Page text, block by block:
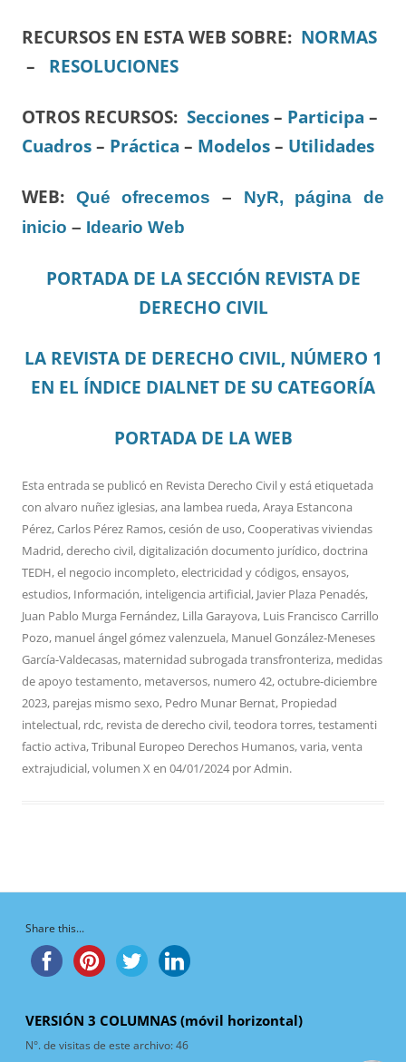
RECURSOS EN ESTA WEB SOBRE: NORMAS
– RESOLUCIONES
OTROS RECURSOS: Secciones – Participa –
Cuadros – Práctica – Modelos – Utilidades
WEB: Qué ofrecemos – NyR, página de
inicio – Ideario Web
PORTADA DE LA SECCIÓN REVISTA DE
DERECHO CIVIL
LA REVISTA DE DERECHO CIVIL, NÚMERO 1
EN EL ÍNDICE DIALNET DE SU CATEGORÍA
PORTADA DE LA WEB
Esta entrada se publicó en Revista Derecho Civily está etiquetada
con alvaro nuñez iglesias,ana lambea rueda,Araya Estancona
Pérez,Carlos Pérez Ramos,cesión de uso,Cooperativas viviendas
Madrid,derecho civil,digitalización documento jurídico,doctrina
TEDH,el negocio incompleto,electricidad y códigos,ensayos,
estudios, Información, inteligencia artificial, Javier Plaza Penadés,
Juan Pablo Murga Fernández, Lilla Garayova, Luis Francisco Carrillo
Pozo, manuel ángel gómez valenzuela, Manuel González-Meneses
García-Valdecasas, maternidad subrogada transfronteriza, medidas
de apoyo testamento, metaversos, numero 42,octubre-diciembre
2023, parejas mismo sexo, Pedro Munar Bernat, Propiedad
intelectual, rdc, revista de derecho civil,teodora torres,testamenti
factio activa,Tribunal Europeo Derechos Humanos,varia,venta
extrajudicial,volumen X en 04/01/2024porAdmin.
Share this...
VERSIÓN 3 COLUMNAS (móvil horizontal)
N°. de visitas de este archivo:46